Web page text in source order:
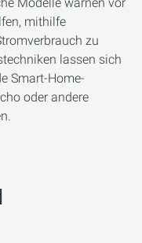
Modelle warnen vor
mithilfe
zu
lassen sich
Smart-Home-
oder andere